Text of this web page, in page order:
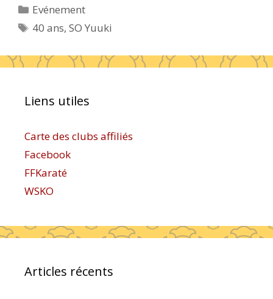
Catégories
Evénement
Étiquettes
40 ans,SO Yuuki
Liens utiles
Carte des clubs affiliés
Facebook
FFKaraté
WSKO
Articles récents